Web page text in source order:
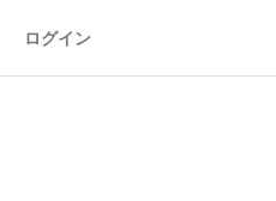
ログイン